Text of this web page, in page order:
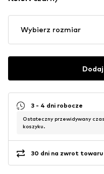
Wybierz rozmiar
3 - 4 dni robocze
Ostateczny przewidywany
koszyku.
30 dni na zwrot towaru